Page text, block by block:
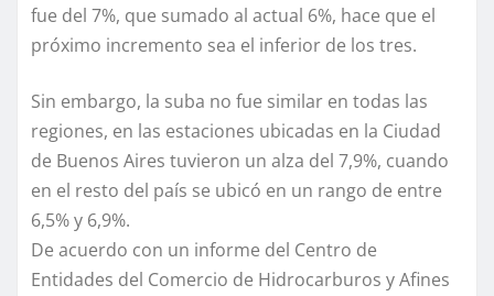
fue del 7%, que sumado al actual 6%, hace que el
próximo incremento sea el inferior de los tres.
Sin embargo, la suba no fue similar en todas las
regiones, en las estaciones ubicadas en la Ciudad
de Buenos Aires tuvieron un alza del 7,9%, cuando
en el resto del país se ubicó en un rango de entre
6,5% y 6,9%.
De acuerdo con un informe del Centro de
Entidades del Comercio de Hidrocarburos y Afines